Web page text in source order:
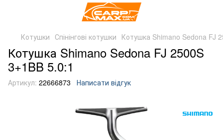
Котушки Спінінгові котушки Котушка Shimano Sedona FJ
Котушка Shimano Sedona FJ 2500S
3+1BB 5.0:1
Артикул: 22666873 Написати відгук